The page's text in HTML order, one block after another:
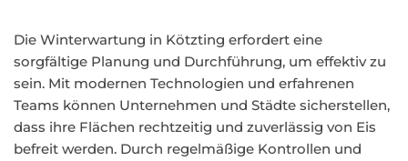
Die Winterwartung in Kötzting erfordert eine
sorgfältige Planung und Durchführung, um effektiv zu
sein. Mit modernen Technologien und erfahrenen
Teams können Unternehmen und Städte sicherstellen,
dass ihre Flächen rechtzeitig und zuverlässig von Eis
befreit werden. Durch regelmäßige Kontrollen und